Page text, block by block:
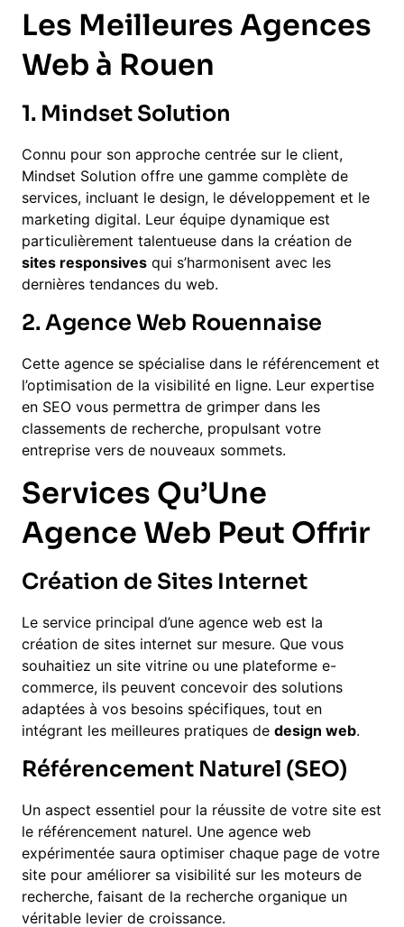
Les Meilleures Agences
Web à Rouen
1. Mindset Solution
Connu pour son approche centrée sur le client,
Mindset Solution offre une gamme complète de
services, incluant le design, le développement et le
marketing digital. Leur équipe dynamique est
particulièrement talentueuse dans la création de
sites responsives qui s’harmonisent avec les
dernières tendances du web.
2. Agence Web Rouennaise
Cette agence se spécialise dans le référencement et
l’optimisation de la visibilité en ligne. Leur expertise
en SEO vous permettra de grimper dans les
classements de recherche, propulsant votre
entreprise vers de nouveaux sommets.
Services Qu’Une
Agence Web Peut Offrir
Création de Sites Internet
Le service principal d’une agence web est la
création de sites internet sur mesure. Que vous
souhaitiez un site vitrine ou une plateforme e-
commerce, ils peuvent concevoir des solutions
adaptées à vos besoins spécifiques, tout en
intégrant les meilleures pratiques de design web.
Référencement Naturel (SEO)
Un aspect essentiel pour la réussite de votre site est
le référencement naturel. Une agence web
expérimentée saura optimiser chaque page de votre
site pour améliorer sa visibilité sur les moteurs de
recherche, faisant de la recherche organique un
véritable levier de croissance.